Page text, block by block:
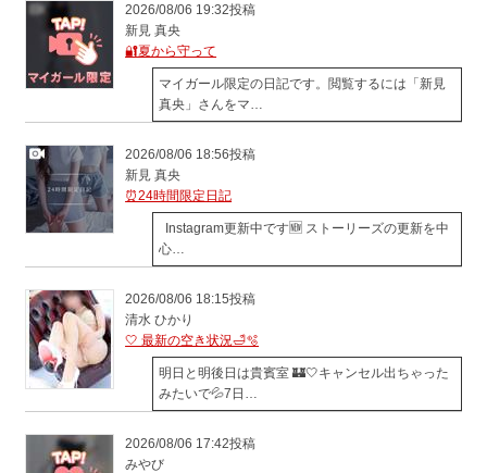
2026/08/06 19:32投稿
新見 真央
🔐夏から守って
マイガール限定の日記です。閲覧するには「新見
真央」さんをマ…
2026/08/06 18:56投稿
新見 真央
⏰24時間限定日記
Instagram更新中です🆕 ストーリーズの更新を中
心…
2026/08/06 18:15投稿
清水 ひかり
🤍 最新の空き状況🛁🫧
明日と明後日は貴賓室 🏰🤍キャンセル出ちゃった
みたいで💦7日…
2026/08/06 17:42投稿
みやび